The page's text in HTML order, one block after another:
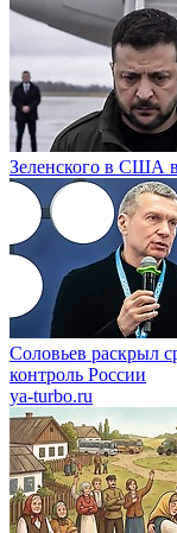
Зеленского в США
Соловьев раскрыл
контроль России
ya-turbo.ru